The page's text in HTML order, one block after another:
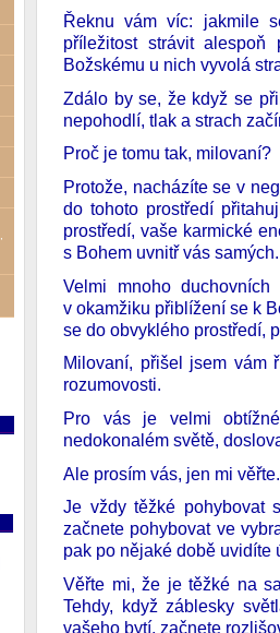
Řeknu vám víc: jakmile
příležitost strávit
Božskému u nich vyvolá
Zdálo by se, že když se
nepohodlí, tlak a strach
Proč je tomu tak, milovaní?
Protože, nacházíte se v
do tohoto prostředí
prostředí, vaše karmické
s Bohem uvnitř vás samých.
Velmi mnoho
v okamžiku přiblížení se k
se do obvyklého prostředí,
Milovaní, přišel jsem vám
rozumovosti.
Pro vás je velmi
nedokonalém světě,
Ale prosím vás, jen mi
Je vždy těžké pohybovat
začnete pohybovat ve
pak po nějaké době uvidíte
Věřte mi, že je těžké na
Tehdy, když záblesky
vašeho bytí, začnete